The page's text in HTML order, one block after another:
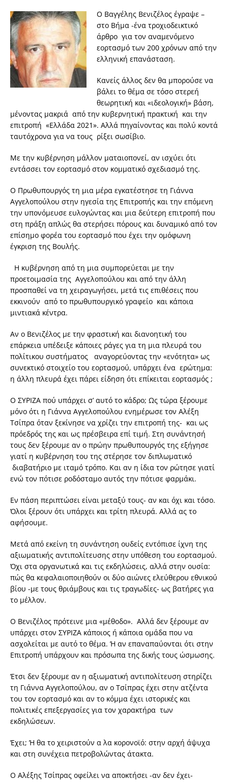
Ο Βαγγέλης Βενιζέλος έγραψε –
στο Βήμα -ένα τροχιοδεικτικό
άρθρο για τον αναμενόμενο
εορτασμό των 200 χρόνων από την
ελληνική επανάσταση.
Κανείς άλλος δεν θα μπορούσε να
βάλει το θέμα σε τόσο στερεή
θεωρητική και «ιδεολογική» βάση,
μένοντας μακριά από την κυβερνητική πρακτική και την
επιτροπή «Ελλάδα 2021». Αλλά πηγαίνοντας και πολύ κοντά
ταυτόχρονα για να τους ρίξει σωσίβιο.
Με την κυβέρνηση μάλλον ματαιοπονεί, αν ισχύει ότι
εντάσσει τον εορτασμό στον κομματικό σχεδιασμό της.
Ο Πρωθυπουργός τη μια μέρα εγκατέστησε τη Γιάννα
Αγγελοπούλου στην ηγεσία της Επιτροπής και την επόμενη
την υπονόμευσε ευλογώντας και μια δεύτερη επιτροπή που
στη πράξη απλώς θα στερήσει πόρους και δυναμικό από τον
επίσημο φορέα του εορτασμό που έχει την ομόφωνη
έγκριση της Βουλής.
Η κυβέρνηση από τη μια συμπορεύεται με την
προετοιμασία της Αγγελοπούλου και από την άλλη
προσπαθεί να τη χειραγωγήσει, μετά τις επιθέσεις που
εκκινούν από το πρωθυπουργικό γραφείο και κάποια
μιντιακά κέντρα.
Αν ο Βενιζέλος με την φραστική και διανοητική του
επάρκεια υπέδειξε κάποιες ράγες για τη μια πλευρά του
πολίτικου συστήματος αναγορεύοντας την «ενότητα» ως
συνεκτικό στοιχείο του εορτασμού, υπάρχει ένα ερώτημα:
η άλλη πλευρά έχει πάρει είδηση ότι επίκειται εορτασμός ;
Ο ΣΥΡΙΖΑ πού υπάρχει σ’ αυτό το κάδρο; Ως τώρα ξέρουμε
μόνο ότι η Γιάννα Αγγελοπούλου ενημέρωσε τον Αλέξη
Τσίπρα όταν ξεκίνησε να χρίζει την επιτροπή της- και ως
πρόεδρός της και ως πρέσβειρα επί τιμή. Στη συνάντησή
τους δεν ξέρουμε αν ο πρώην πρωθυπουργός της εξήγησε
γιατί η κυβέρνηση του της στέρησε τον διπλωματικό
διαβατήριο με ιταμό τρόπο. Και αν η ίδια τον ρώτησε γιατί
ενώ τον πότισε ροδόσταμο αυτός την πότισε φαρμάκι.
Εν πάση περιπτώσει είναι μεταξύ τους- αν και όχι και τόσο.
Όλοι ξέρουν ότι υπάρχει και τρίτη πλευρά. Αλλά ας το
αφήσουμε.
Μετά από εκείνη τη συνάντηση ουδείς εντόπισε ίχνη της
αξιωματικής αντιπολίτευσης στην υπόθεση του εορτασμού.
Όχι στα οργανωτικά και τις εκδηλώσεις, αλλά στην ουσία:
πώς θα κεφαλαιοποιηθούν οι δύο αιώνες ελεύθερου εθνικού
βίου -με τους θριάμβους και τις τραγωδίες- ως βατήρες για
το μέλλον.
Ο Βενιζέλος πρότεινε μια «μέθοδο». Αλλά δεν ξέρουμε αν
υπάρχει στον ΣΥΡΙΖΑ κάποιος ή κάποια ομάδα που να
ασχολείται με αυτό το θέμα. Ή αν επαναπαύονται ότι στην
Επιτροπή υπάρχουν και πρόσωπα της δικής τους ώσμωσης.
Έτσι δεν ξέρουμε αν η αξιωματική αντιπολίτευση στηρίζει
τη Γιάννα Αγγελοπούλου, αν ο Τσίπρας έχει στην ατζέντα
του τον εορτασμό και αν το κόμμα έχει ιστορικές και
πολιτικές επεξεργασίες για τον χαρακτήρα των
εκδηλώσεων.
Έχει; Ή θα το χειριστούν α λα κορονοϊό: στην αρχή άψυχα
και στη συνέχεια πετροβολώντας άτακτα.
Ο Αλέξης Τσίπρας οφείλει να αποκτήσει -αν δεν έχει-